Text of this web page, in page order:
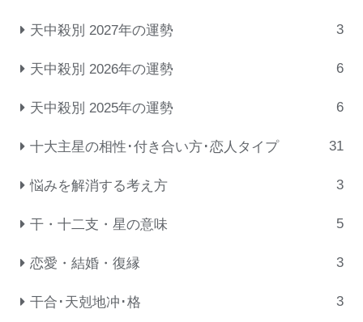
天中殺別 2027年の運勢 3
天中殺別 2026年の運勢 6
天中殺別 2025年の運勢 6
十大主星の相性･付き合い方･恋人タイプ 31
悩みを解消する考え方 3
干・十二支・星の意味 5
恋愛・結婚・復縁 3
干合･天剋地冲･格 3